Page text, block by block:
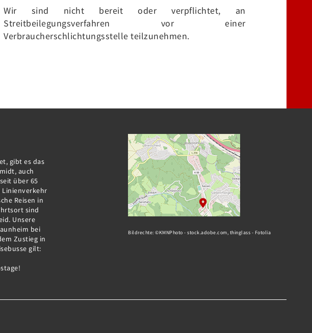
Wir sind nicht bereit oder verpflichtet, an
Streitbeilegungsverfahren vor einer
Verbraucherschlichtungsstelle teilzunehmen.
gibt es das
auch
über 65
Linienverkehr
Reisen in
sind
Unsere
bei
Zustieg in
gilt:
Bildrechte: ©KMNPhoto - stock.adobe.com, thinglass - Fotolia